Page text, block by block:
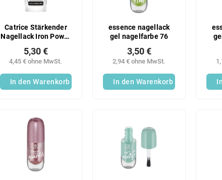
Catrice Stärkender
Nagellack Iron Power
4,45 € ohne MwSt.
5,30 €
In den Warenkorb
essence nagellack
gel nagelfarbe 76
2,94 € ohne MwSt.
3,50 €
In den Warenkorb